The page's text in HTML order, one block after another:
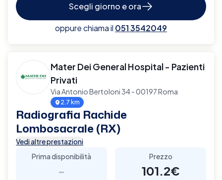
Scegli giorno e ora
oppure chiama il 051 3542049
Mater Dei General Hospital - Pazienti
Privati
Via Antonio Bertoloni 34 - 00197 Roma
2.7 km
Radiografia Rachide
Lombosacrale (RX)
Vedi altre prestazioni
Prima disponibilità
-
Prezzo
101.2€